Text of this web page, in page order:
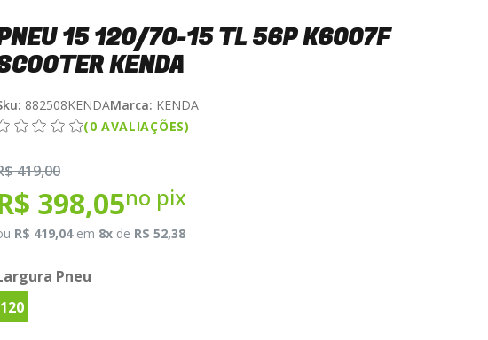
15 120/70-15 TL 56P K6007F
KENDA
882508KENDAMarca: KENDA
(0 AVALIAÇÕES)
419,00
398,05no pix
R$ 419,04 em 8x de R$ 52,38
Pneu
120